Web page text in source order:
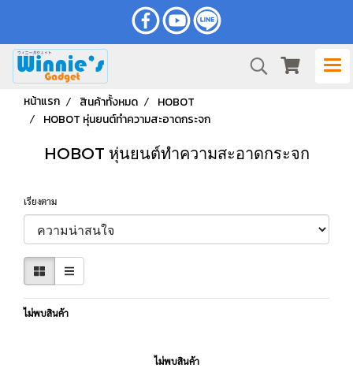
หน้าแรก สินค้าทั้งหมด
HOBOT
HOBOT หุ่นยนต์ทำความสะอาดกระจก
HOBOT หุ่นยนต์ทำความสะอาดกระจก
เรียงตาม
ไม่พบสินค้า
ไม่พบสินค้า